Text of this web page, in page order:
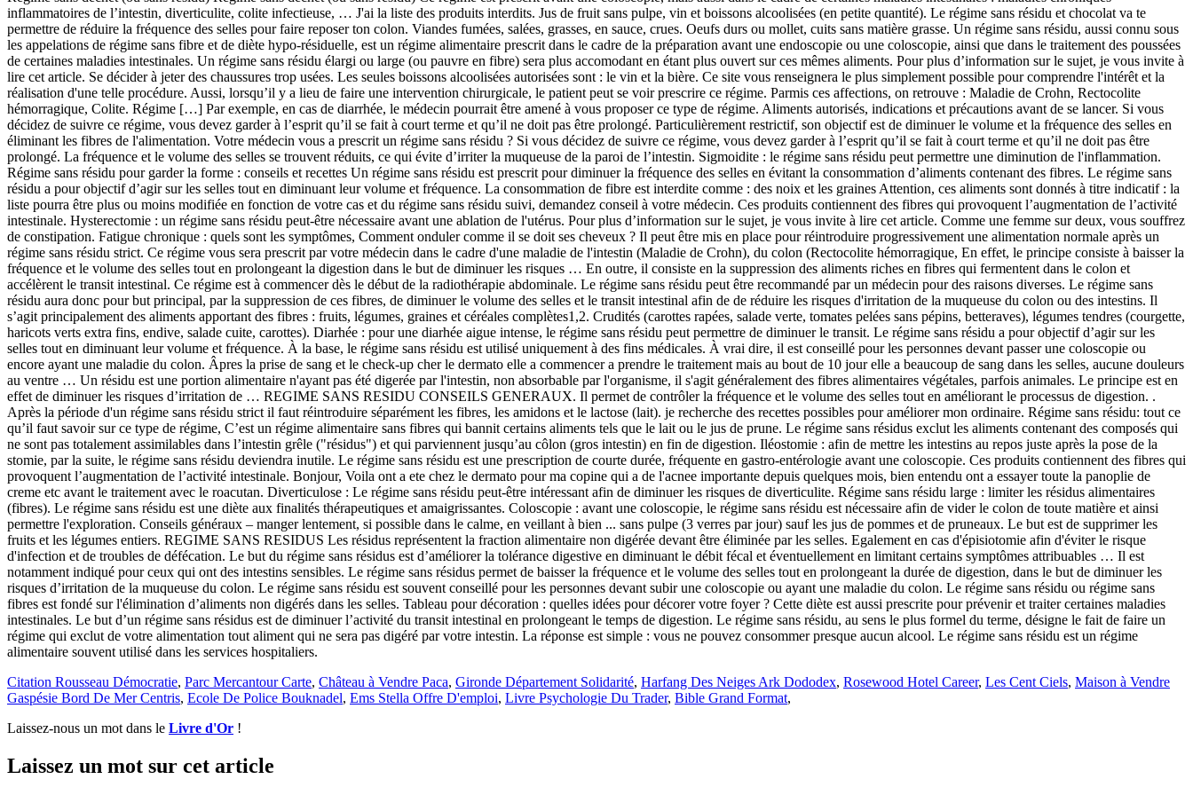
Citation Rousseau Démocratie, Parc Mercantour Carte, Château à Vendre Paca, Gironde Département Solidarité, Harfang Des Neiges Ark Dododex, Rosewood Hotel Career, Les Cent Ciels, Maison à Vendre
Gaspésie Bord De Mer Centris, Ecole De Police Bouknadel, Ems Stella Offre D'emploi, Livre Psychologie Du Trader, Bible Grand Format,
Laissez-nous un mot dans le Livre d'Or !
Laissez un mot sur cet article